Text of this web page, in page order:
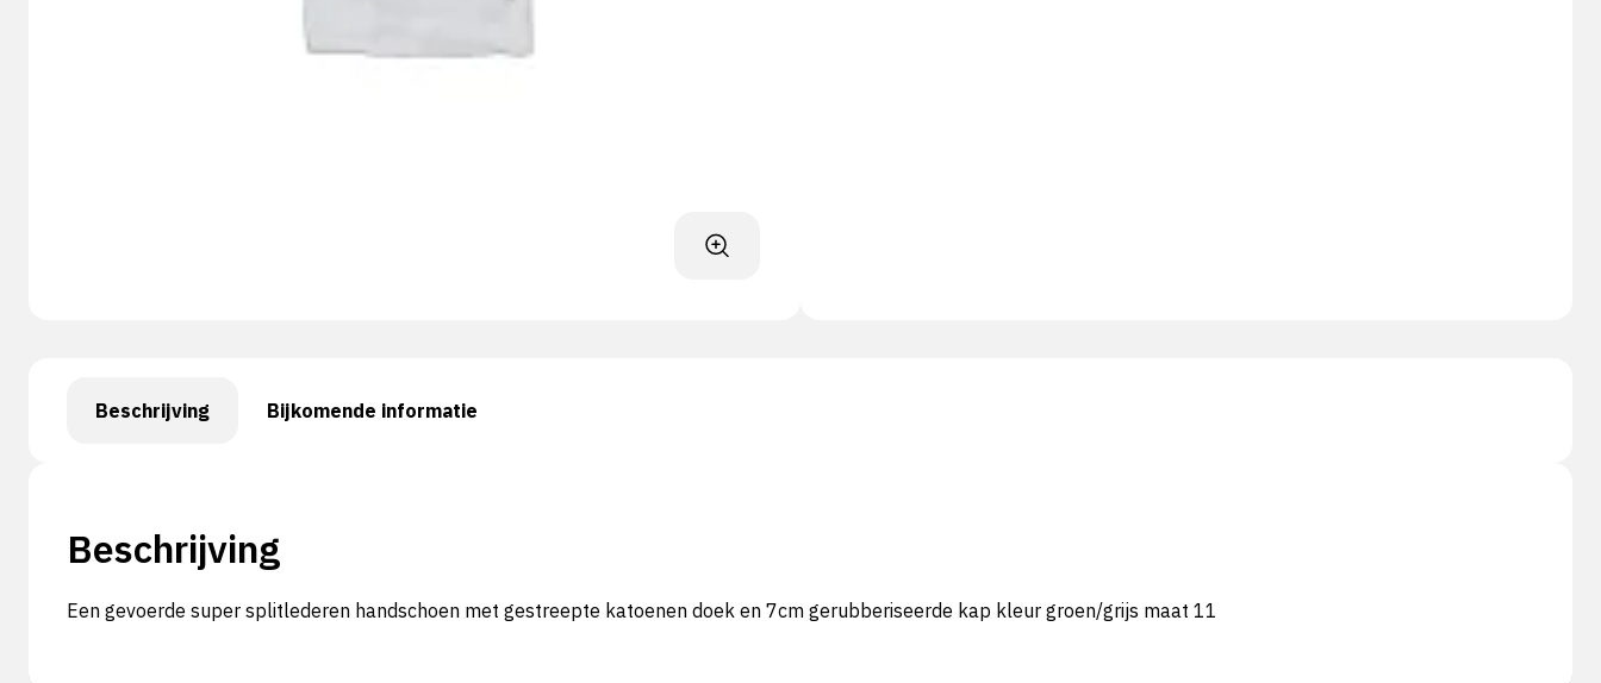
Beschrijving Bijkomende informatie
Beschrijving
Een gevoerde super splitlederen handschoen met gestreepte katoenen doek en 7cm gerubberiseerde kap kleur groen/grijs maat 11